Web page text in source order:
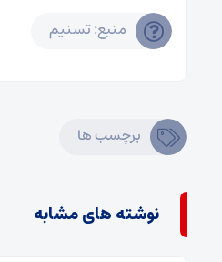
منبع: تسنیم
برچسب ها
نوشته های مشابه